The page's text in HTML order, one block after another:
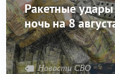
Ракетные
ночь на 8
Новости СВО